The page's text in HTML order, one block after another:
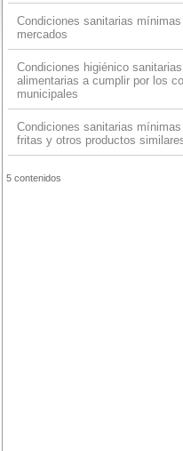
Condiciones sanitarias
mercados
Condiciones higiénico
alimentarias a cumplir por los
municipales
Condiciones sanitarias
fritas y otros productos
5 contenidos